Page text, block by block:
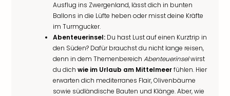
Ausflug ins Zwergenland, lässt dich in bunten
Ballons in die Lüfte heben oder misst deine Kräfte
im Turmgucker.
Abenteuerinsel: Du hast Lust auf einen Kurztrip in
den Süden? Dafür brauchst du nicht lange reisen,
denn in dem Themenbereich Abenteuerinselwirst
du dich wie im Urlaub am Mittelmeerfühlen. Hier
erwarten dich mediterranes Flair, Olivenbäume
sowie südländische Bauten und Klänge. Aber, wie